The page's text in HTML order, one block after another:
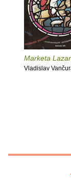
Marketa
Vladislav